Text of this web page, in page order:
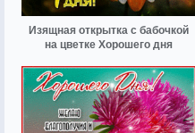
Изящная открытка с бабочкой
на цветке Хорошего дня